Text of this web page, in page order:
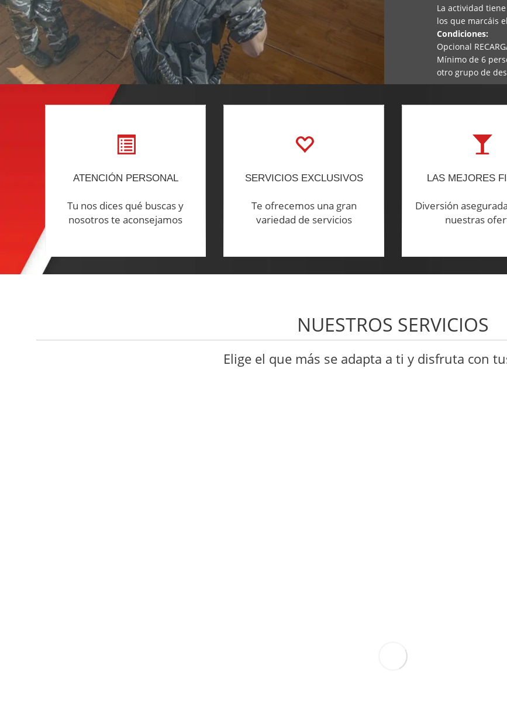
La actividad
los que marcáis
Condiciones:
Opcional
Mínimo de 6
otro grupo de
ATENCIÓN PERSONAL
Tu nos dices qué buscas y
nosotros te aconsejamos
SERVICIOS EXCLUSIVOS
Te ofrecemos una gran
variedad de servicios
LAS MEJORES
Diversión
nuestras
NUESTROS SERVICIOS
Elige el que más se adapta a ti y disfruta con